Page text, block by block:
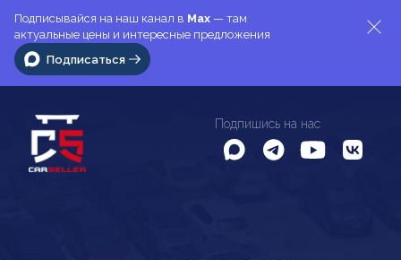
Подписывайся на наш канал в Max — там
актуальные цены и интересные предложения
Подписаться
Подпишись на нас